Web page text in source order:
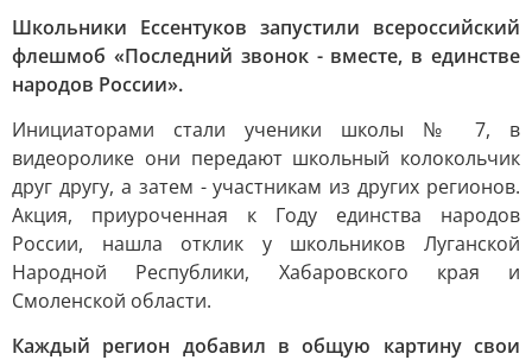
Школьники Ессентуков запустили всероссийский
флешмоб «Последний звонок - вместе, в единстве
народов России».
Инициаторами стали ученики школы № 7, в
видеоролике они передают школьный колокольчик
друг другу, а затем - участникам из других регионов.
Акция, приуроченная к Году единства народов
России, нашла отклик у школьников Луганской
Народной Республики, Хабаровского края и
Смоленской области.
Каждый регион добавил в общую картину свои